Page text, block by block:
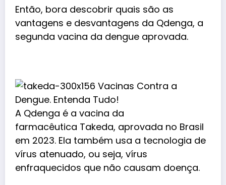
Então, bora descobrir quais são as
vantagens e desvantagens da Qdenga, a
segunda vacina da dengue aprovada.
A Qdenga é a vacina da
farmacêutica Takeda, aprovada no Brasil
em 2023. Ela também usa a tecnologia de
vírus atenuado, ou seja, vírus
enfraquecidos que não causam doença.